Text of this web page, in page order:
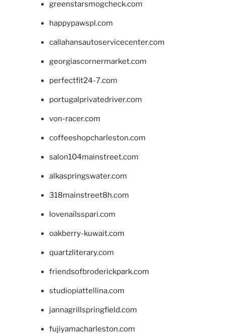
greenstarsmogcheck.com
happypawspl.com
callahansautoservicecenter.com
georgiascornermarket.com
perfectfit24-7.com
portugalprivatedriver.com
von-racer.com
coffeeshopcharleston.com
salon104mainstreet.com
alkaspringswater.com
318mainstreet8h.com
lovenailsspari.com
oakberry-kuwait.com
quartzliterary.com
friendsofbroderickpark.com
studiopiattellina.com
jannagrillspringfield.com
fujiyamacharleston.com